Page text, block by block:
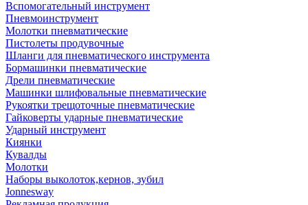
Вспомогательный инструмент
Пневмоинструмент
Молотки пневматические
Пистолеты продувочные
Шланги для пневматического инструмента
Бормашинки пневматические
Дрели пневматические
Машинки шлифовальные пневматические
Рукоятки трещоточные пневматические
Гайковерты ударные пневматические
Ударный инструмент
Киянки
Кувалды
Молотки
Наборы выколоток,кернов, зубил
Jonnesway